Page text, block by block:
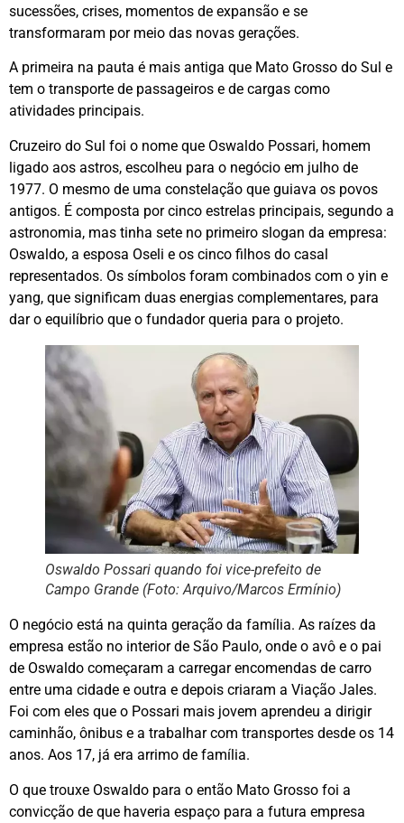
sucessões, crises, momentos de expansão e se
transformaram por meio das novas gerações.
A primeira na pauta é mais antiga que Mato Grosso do Sul e
tem o transporte de passageiros e de cargas como
atividades principais.
Cruzeiro do Sul foi o nome que Oswaldo Possari, homem
ligado aos astros, escolheu para o negócio em julho de
1977. O mesmo de uma constelação que guiava os povos
antigos. É composta por cinco estrelas principais, segundo a
astronomia, mas tinha sete no primeiro slogan da empresa:
Oswaldo, a esposa Oseli e os cinco filhos do casal
representados. Os símbolos foram combinados com o yin e
yang, que significam duas energias complementares, para
dar o equilíbrio que o fundador queria para o projeto.
Oswaldo Possari quando foi vice-prefeito de
Campo Grande (Foto: Arquivo/Marcos Ermínio)
O negócio está na quinta geração da família. As raízes da
empresa estão no interior de São Paulo, onde o avô e o pai
de Oswaldo começaram a carregar encomendas de carro
entre uma cidade e outra e depois criaram a Viação Jales.
Foi com eles que o Possari mais jovem aprendeu a dirigir
caminhão, ônibus e a trabalhar com transportes desde os 14
anos. Aos 17, já era arrimo de família.
O que trouxe Oswaldo para o então Mato Grosso foi a
convicção de que haveria espaço para a futura empresa